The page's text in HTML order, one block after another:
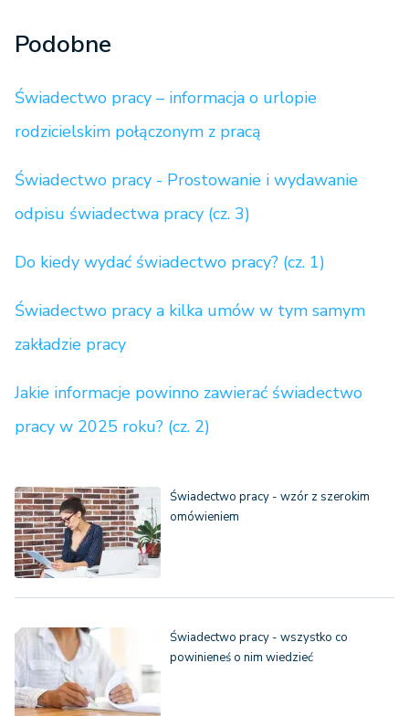
Podobne
Świadectwo pracy – informacja o urlopie
rodzicielskim połączonym z pracą
Świadectwo pracy - Prostowanie i wydawanie
odpisu świadectwa pracy (cz. 3)
Do kiedy wydać świadectwo pracy? (cz. 1)
Świadectwo pracy a kilka umów w tym samym
zakładzie pracy
Jakie informacje powinno zawierać świadectwo
pracy w 2025 roku? (cz. 2)
Świadectwo pracy - wzór z szerokim
omówieniem
Świadectwo pracy - wszystko co
powinieneś o nim wiedzieć